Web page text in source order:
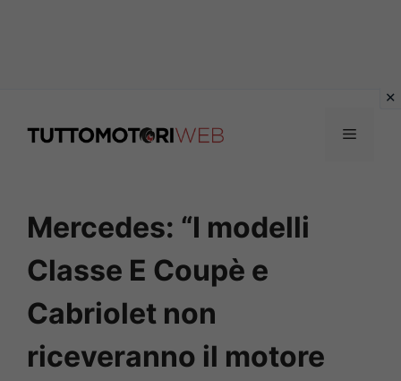
Menu
Mercedes: “I modelli
Classe E Coupè e
Cabriolet non
riceveranno il motore